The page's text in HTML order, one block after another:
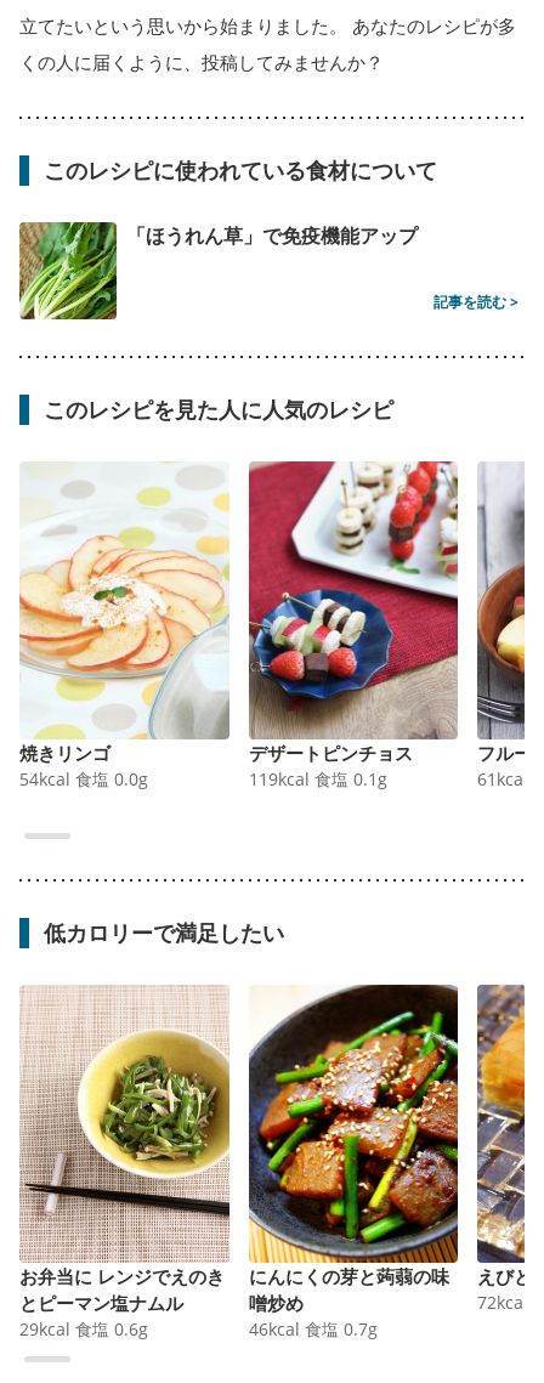
立てたいという思いから始まりました。 あなたのレシピが多
くの人に届くように、投稿してみませんか？
このレシピに使われている食材について
「ほうれん草」で免疫機能アップ
記事を読む >
このレシピを見た人に人気のレシピ
焼きリンゴ
54kcal 食塩 0.0g
デザートピンチョス
119kcal 食塩 0.1g
フルー
61 kcal
低カロリーで満足したい
お弁当に レンジでえのき
とピーマン塩ナムル
29kcal 食塩 0.6g
にんにくの芽と蒟蒻の味
噌炒め
46kcal 食塩 0.7g
えびと
72kcal